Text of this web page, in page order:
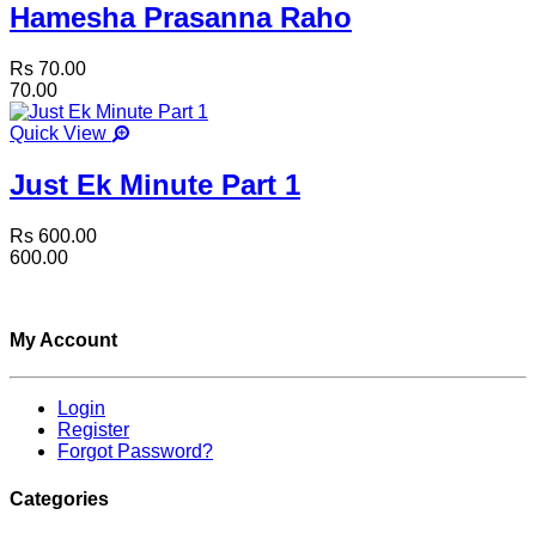
Hamesha Prasanna Raho
Rs 70.00
70.00
Quick View
Just Ek Minute Part 1
Rs 600.00
600.00
My Account
Login
Register
Forgot Password?
Categories